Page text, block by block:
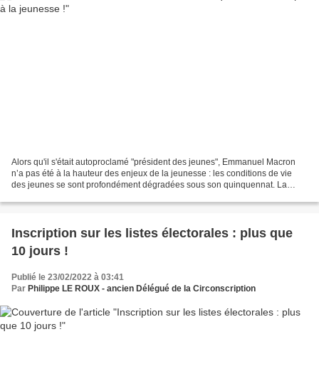
Alors qu'il s'était autoproclamé "président des jeunes", Emmanuel Macron
n’a pas été à la hauteur des enjeux de la jeunesse : les conditions de vie
des jeunes se sont profondément dégradées sous son quinquennat. La
Inscription sur les listes électorales : plus que
10 jours !
Publié le 23/02/2022 à 03:41
Par Philippe LE ROUX - ancien Délégué de la Circonscription